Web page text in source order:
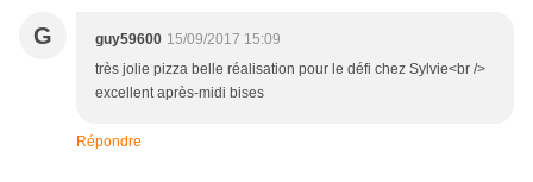
G guy59600 15/09/2017 15:09
très jolie pizza belle réalisation pour le défi chez Sylvie<br />
excellent après-midi bises
Répondre